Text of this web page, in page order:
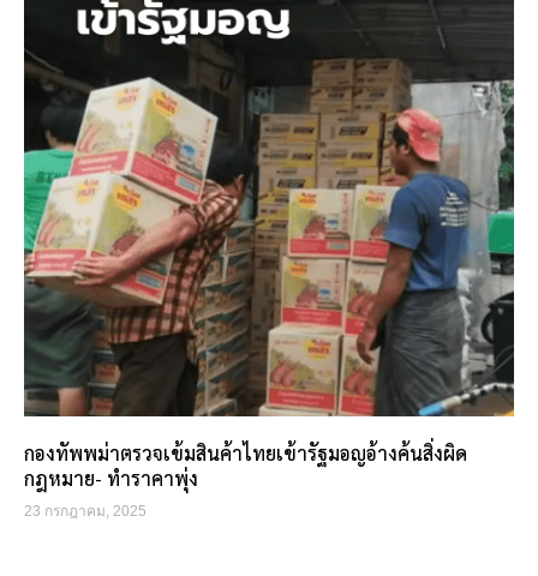
กองทัพพม่าตรวจเข้มสินค้าไทยเข้ารัฐมอญอ้างค้นสิ่งผิด
กฎหมาย- ทำราคาพุ่ง
23 กรกฎาคม, 2025